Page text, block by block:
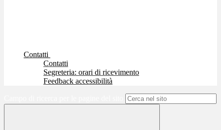
Contatti
Contatti
Segreteria: orari di ricevimento
Feedback accessibilità